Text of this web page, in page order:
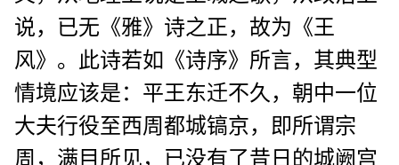
说，已无《雅》诗之正，故为《王
风》。此诗若如《诗序》所言，其典型
情境应该是：平王东迁不久，朝中一位
大夫行役至西周都城镐京，即所谓宗
周，满目所见，已没有了昔日的城阙宫